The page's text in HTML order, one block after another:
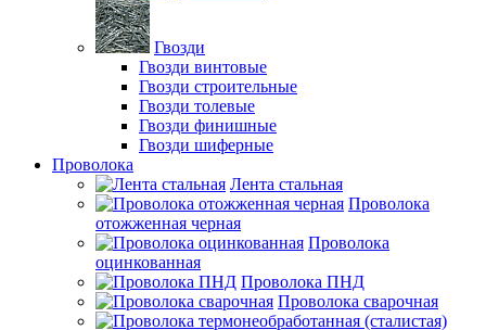
Гвозди
Гвозди винтовые
Гвозди строительные
Гвозди толевые
Гвозди финишные
Гвозди шиферные
Проволока
Лента стальная
Проволока
отожженная черная
Проволока
оцинкованная
Проволока ПНД
Проволока сварочная